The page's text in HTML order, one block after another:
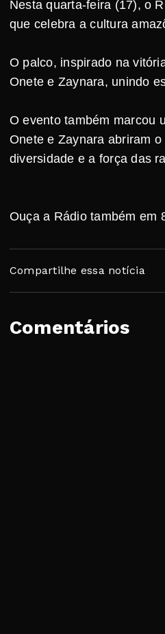
Nesta quarta-feira (17), o
que celebra a cultura
O palco, inspirado na
Onete e Zaynara, unindo
O evento também marcou
Onete e Zaynara abriram
diversidade e a força das
Ouça a Rádio também em
Compartilhe essa notícia
Comentários